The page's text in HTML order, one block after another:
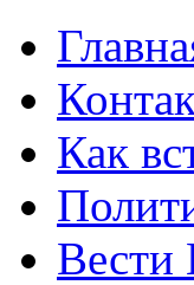
Главное меню
Как